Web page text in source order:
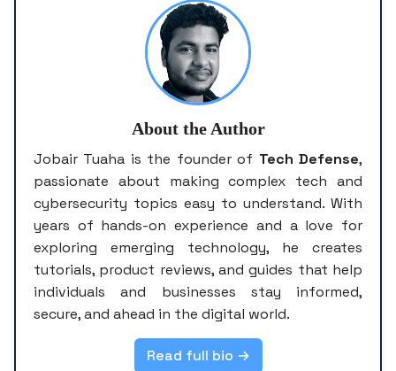
About the Author
Jobair Tuaha is the founder of Tech Defense,
passionate about making complex tech and
cybersecurity topics easy to understand. With
years of hands-on experience and a love for
exploring emerging technology, he creates
tutorials, product reviews, and guides that help
individuals and businesses stay informed,
secure, and ahead in the digital world.
Read full bio →